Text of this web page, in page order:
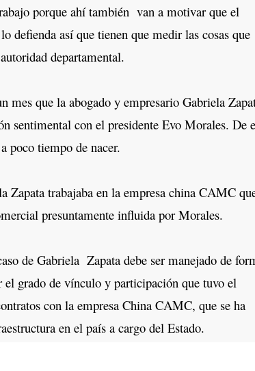
porque ahí también van a motivar que el
defienda así que tienen que medir las cosas que
departamental.
mes que la abogado y empresario Gabriela
sentimental con el presidente Evo Morales. De
poco tiempo de nacer.
trabajaba en la empresa china CAMC
presuntamente influida por Morales.
de Gabriela Zapata debe ser manejado de
el grado de vínculo y participación que tuvo el
con la empresa China CAMC, que se ha
en el país a cargo del Estado.